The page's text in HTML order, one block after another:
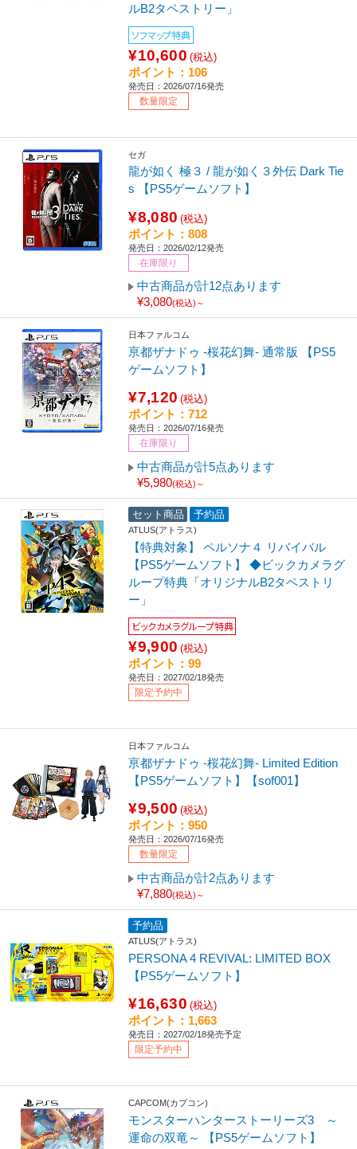
ルB2タペストリー」
ソフマップ特典
¥10,600 (税込)
ポイント：106
発売日：2026/07/16発売
数量限定
セガ
龍が如く 極３ / 龍が如く３外伝 Dark Tie
s 【PS5ゲームソフト】
¥8,080 (税込)
ポイント：808
発売日：2026/02/12発売
在庫限り
中古商品が計12点あります
¥3,080(税込)～
日本ファルコム
亰都ザナドゥ -桜花幻舞- 通常版 【PS5
ゲームソフト】
¥7,120 (税込)
ポイント：712
発売日：2026/07/16発売
在庫限り
中古商品が計5点あります
¥5,980(税込)～
セット商品 予約品
ATLUS(アトラス)
【特典対象】 ペルソナ４ リバイバル
【PS5ゲームソフト】 ◆ビックカメラグ
ループ特典「オリジナルB2タペストリ
ー」
ビックカメラグループ特典
¥9,900 (税込)
ポイント：99
発売日：2027/02/18発売
限定予約中
日本ファルコム
亰都ザナドゥ -桜花幻舞- Limited Edition
【PS5ゲームソフト】【sof001】
¥9,500 (税込)
ポイント：950
発売日：2026/07/16発売
数量限定
中古商品が計2点あります
¥7,880(税込)～
予約品
ATLUS(アトラス)
PERSONA 4 REVIVAL: LIMITED BOX
【PS5ゲームソフト】
¥16,630 (税込)
ポイント：1,663
発売日：2027/02/18発売予定
限定予約中
CAPCOM(カプコン)
モンスターハンターストーリーズ3 ～
運命の双竜～ 【PS5ゲームソフト】